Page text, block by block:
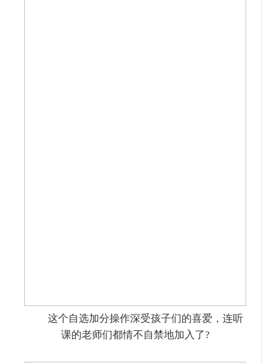
这个自选加分操作深受孩子们的喜爱，连听
课的老师们都情不自禁地加入了?️